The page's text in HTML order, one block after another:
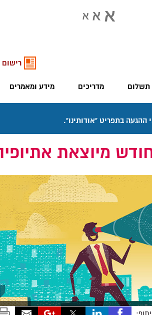
תשלום מדריכים מידע ומאמרים
רישום
מיוצאת